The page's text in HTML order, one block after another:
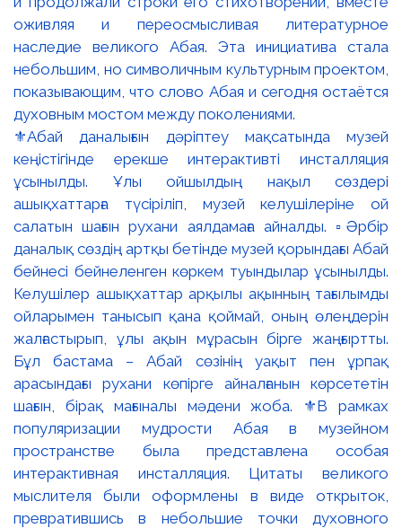
⚜️Абай даналығын дәріптеу мақсатында музей
кеңістігінде ерекше интерактивті инсталляция
ұсынылды. Ұлы ойшылдың нақыл сөздері
ашықхаттарға түсіріліп, музей келушілеріне ой
салатын шағын рухани аялдамаға айналды. ▫️Әрбір
даналық сөздің артқы бетінде музей қорындағы Абай
бейнесі бейнеленген көркем туындылар ұсынылды.
Келушілер ашықхаттар арқылы ақынның тағылымды
ойларымен танысып қана қоймай, оның өлеңдерін
жалғастырып, ұлы ақын мұрасын бірге жаңғыртты.
Бұл бастама – Абай сөзінің уақыт пен ұрпақ
арасындағы рухани көпірге айналғанын көрсететін
шағын, бірақ мағыналы мәдени жоба. ⚜️В рамках
популяризации мудрости Абая в музейном
пространстве была представлена особая
интерактивная инсталляция. Цитаты великого
мыслителя были оформлены в виде открыток,
превратившись в небольшие точки духовного